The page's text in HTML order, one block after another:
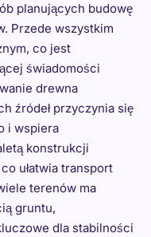
planujących budowę
Przede wszystkim
co jest
świadomości
drewna
źródeł przyczynia się
i wspiera
konstrukcji
ułatwia transport
terenów ma
gruntu,
dla stabilności